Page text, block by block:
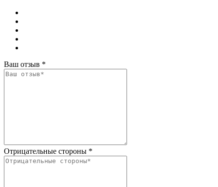
Ваш отзыв *
Отрицательные стороны *